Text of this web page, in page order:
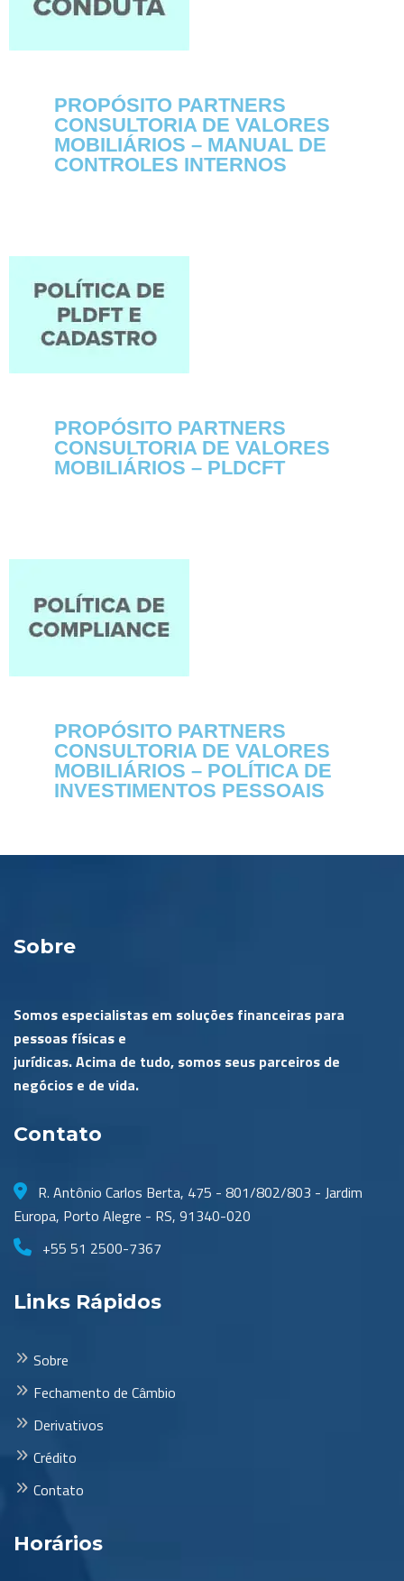
PROPÓSITO PARTNERS
CONSULTORIA DE VALORES
MOBILIÁRIOS – MANUAL DE
CONTROLES INTERNOS
PROPÓSITO PARTNERS
CONSULTORIA DE VALORES
MOBILIÁRIOS – PLDCFT
PROPÓSITO PARTNERS
CONSULTORIA DE VALORES
MOBILIÁRIOS – POLÍTICA DE
INVESTIMENTOS PESSOAIS
Sobre
Somos especialistas em soluções financeiras para
pessoas físicas e
jurídicas. Acima de tudo, somos seus parceiros de
negócios e de vida.
Contato
R. Antônio Carlos Berta, 475 - 801/802/803 - Jardim
Europa, Porto Alegre - RS, 91340-020
+55 51 2500-7367
Links Rápidos
Sobre
Fechamento de Câmbio
Derivativos
Crédito
Contato
Horários